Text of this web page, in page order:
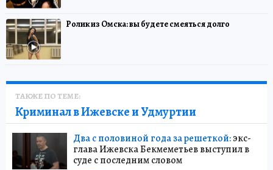
Ролик из Омска: вы будете смеяться долго
ТАКЖЕ ПО ТЕМЕ:
Криминал в Ижевске и Удмуртии
Два с половиной года за решеткой:экс-
глава Ижевска Бекмеметьев выступил в
суде с последним словом